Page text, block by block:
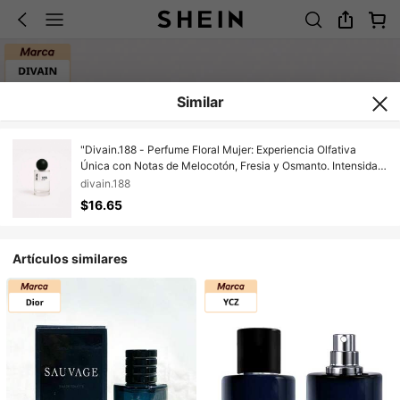
Similar
"Divain.188 - Perfume Floral Mujer: Experiencia Olfativa
Única con Notas de Melocotón, Fresia y Osmanto. Intensidad
Moderada para Días Especiales. Despierta Tus Sentidos con
un Fondo de Cacao y Ámbar. Ideal para Primavera, Atrae con
Sofisticación y Frescura"
divain.188
$16.65
Artículos similares